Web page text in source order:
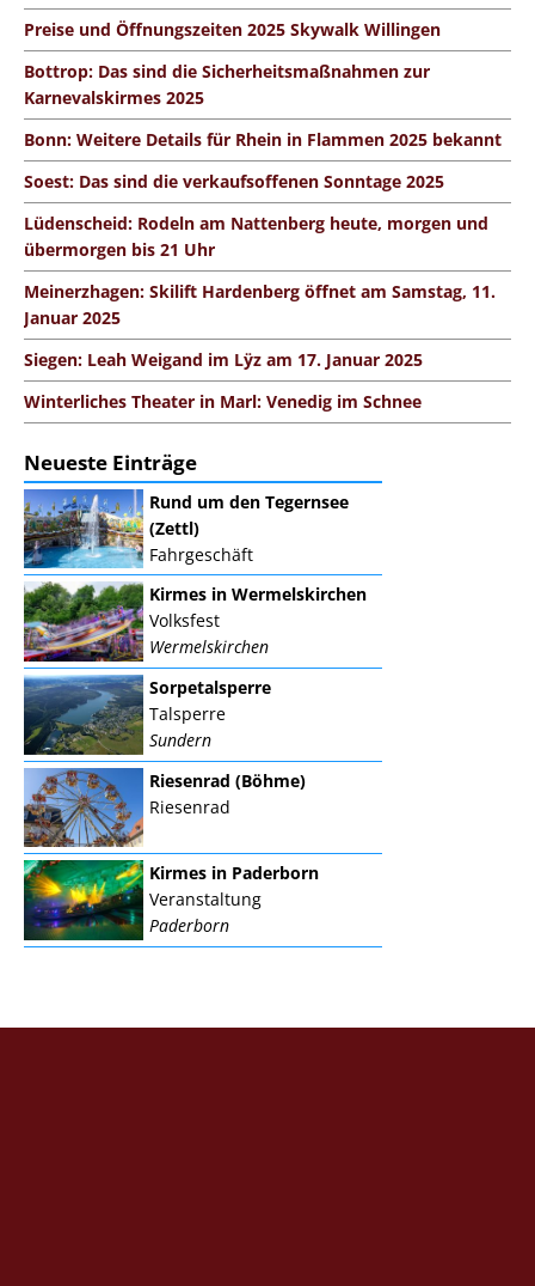
Preise und Öffnungszeiten 2025 Skywalk Willingen
Bottrop: Das sind die Sicherheitsmaßnahmen zur
Karnevalskirmes 2025
Bonn: Weitere Details für Rhein in Flammen 2025 bekannt
Soest: Das sind die verkaufsoffenen Sonntage 2025
Lüdenscheid: Rodeln am Nattenberg heute, morgen und
übermorgen bis 21 Uhr
Meinerzhagen: Skilift Hardenberg öffnet am Samstag, 11.
Januar 2025
Siegen: Leah Weigand im Lÿz am 17. Januar 2025
Winterliches Theater in Marl: Venedig im Schnee
Neueste Einträge
Rund um den Tegernsee
(Zettl)
Fahrgeschäft
Kirmes in Wermelskirchen
Volksfest
Wermelskirchen
Sorpetalsperre
Talsperre
Sundern
Riesenrad (Böhme)
Riesenrad
Kirmes in Paderborn
Veranstaltung
Paderborn